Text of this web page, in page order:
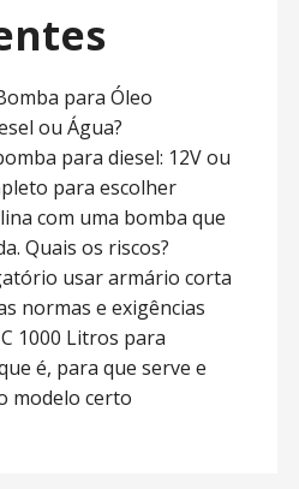
para Óleo
ou Água?
para diesel: 12V ou
para escolher
com uma bomba que
Quais os riscos?
usar armário corta
normas e exigências
1000 Litros para
é, para que serve e
modelo certo